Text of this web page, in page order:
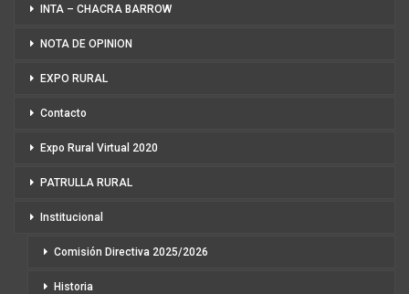
INTA – CHACRA BARROW
NOTA DE OPINION
EXPO RURAL
Contacto
Expo Rural Virtual 2020
PATRULLA RURAL
Institucional
Comisión Directiva 2025/2026
Historia